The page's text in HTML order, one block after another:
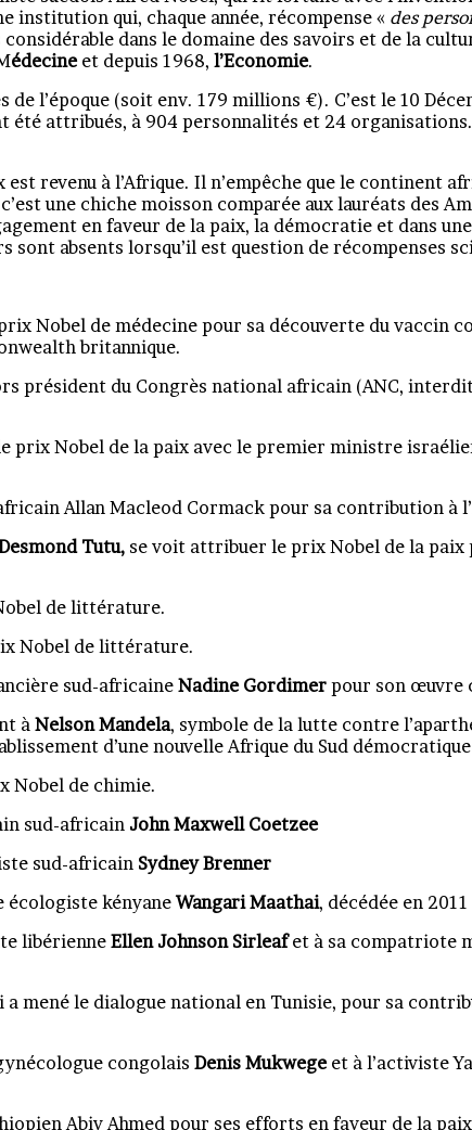
institution qui, chaque année, récompense « des
dans le domaine des savoirs et de la
édecineet depuis 1968,l’Economie.
l’époque (soit env. 179 millions €). C’est le 10
été attribués, à 904 personnalités et 24
revenu à l’Afrique. Il n’empêche que le continent
une chiche moisson comparée aux lauréats des
en faveur de la paix, la démocratie et dans
absents lorsqu’il est question de récompenses
Nobel de médecine pour sa découverte du vaccin
britannique.
président du Congrès national africain (ANC,
prix Nobel de la paix avec le premier ministre
Allan Macleod Cormack pour sa contribution à
Tutu, se voit attribuer le prix Nobel de la paix
de littérature.
Nobel de littérature.
sud-africaine Nadine Gordimer pour son œuvre
à Nelson Mandela, symbole de la lutte contre
d’une nouvelle Afrique du Sud démocratique
Nobel de chimie.
sud-africain John Maxwell Coetzee
sud-africain Sydney Brenner
écologiste kényane Wangari Maathai, décédée en
libérienne Ellen Johnson Sirleafet à sa compatriote
a mené le dialogue national en Tunisie, pour sa
congolais Denis Mukwegeet à l’activiste
Abiy Ahmed pour ses efforts en faveur de la